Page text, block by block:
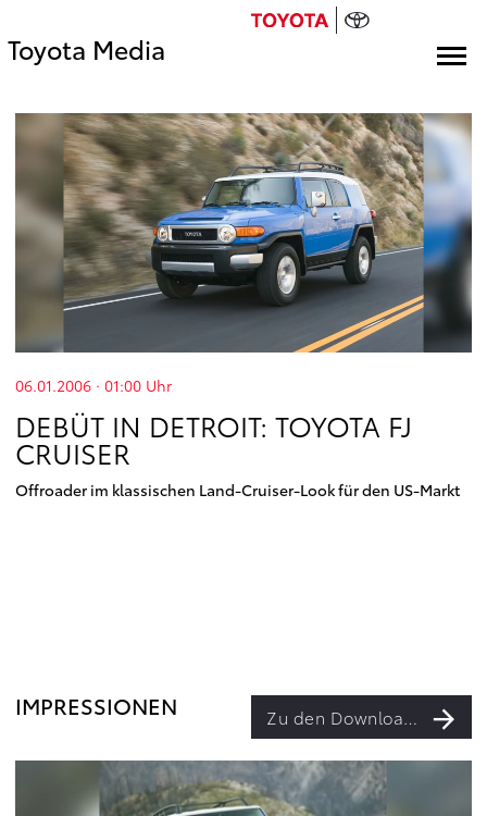
Toyota Media
06.01.2006 · 01:00 Uhr
DEBÜT IN DETROIT: TOYOTA FJ
CRUISER
Offroader im klassischen Land-Cruiser-Look für den US-Markt
IMPRESSIONEN Zu den Downloads